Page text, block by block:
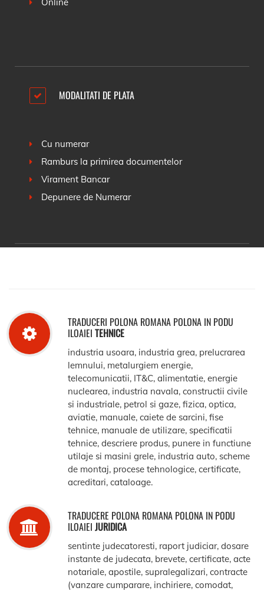
MODALITATI DE PLATA
Cu numerar
Ramburs la primirea documentelor
Virament Bancar
Depunere de Numerar
TRADUCERI POLONA ROMANA POLONA IN PODU
ILOAIEI TEHNICE
industria usoara, industria grea, prelucrarea
lemnului, metalurgiem energie,
telecomunicatii, IT&C, alimentatie, energie
nuclearea, industria navala, constructii civile
si industriale, petrol si gaze, fizica, optica,
aviatie, manuale, caiete de sarcini, fise
tehnice, manuale de utilizare, specificatii
tehnice, descriere produs, punere in functiune
utilaje si masini grele, industria auto, scheme
de montaj, procese tehnologice, certificate,
acreditari, cataloage.
TRADUCERE POLONA ROMANA POLONA IN PODU
ILOAIEI JURIDICA
sentinte judecatoresti, raport judiciar, dosare
instante de judecata, brevete, certificate, acte
notariale, apostile, supralegalizari, contracte
(vanzare cumparare, inchiriere, comodat,